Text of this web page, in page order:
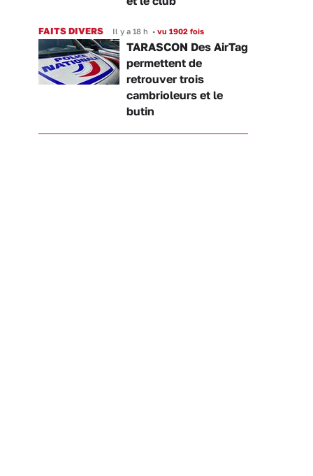
FAITS DIVERS Il y a 18 h • vu 1902 fois
TARASCON Des AirTag
permettent de
retrouver trois
cambrioleurs et le
butin